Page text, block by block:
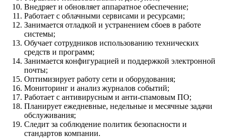
Внедряет и обновляет аппаратное обеспечение;
Работает с облачными сервисами и ресурсами;
Занимается отладкой и устранением сбоев в работе
системы;
Обучает сотрудников использованию технических
средств и программ;
Занимается конфигурацией и поддержкой электронной
почты;
Оптимизирует работу сети и оборудования;
Мониторинг и анализ журналов событий;
Работает с антивирусным и анти-спамовым ПО;
Планирует ежедневные, недельные и месячные задачи
обслуживания;
Следит за соблюдение политик безопасности и
стандартов компании.